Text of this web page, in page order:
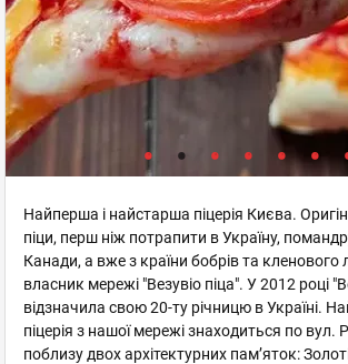
Найперша і найстарша піцерія Києва.
піци, перш ніж потрапити в Україну,
Канади, а вже з країни бобрів та кленового
власник мережі "Везувіо піца". У 2012 році
відзначила свою 20-ту річницю в Україні.
піцерія з нашої мережі знаходиться по вул.
поблизу двох архітектурних пам’яток: